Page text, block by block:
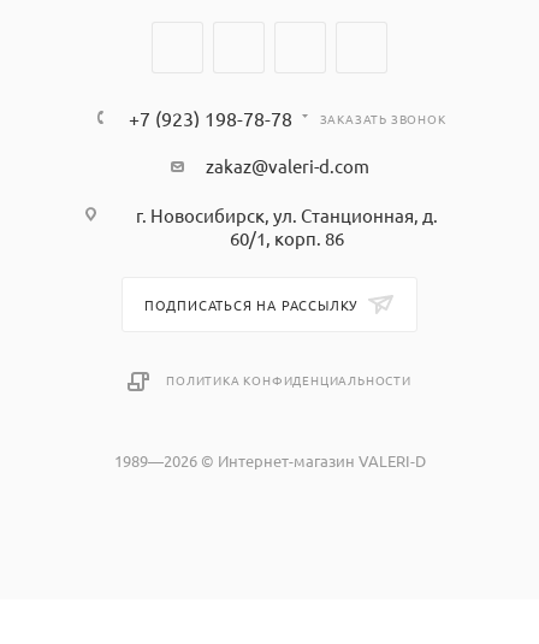
+7 (923) 198-78-78 ЗАКАЗАТЬ ЗВОНОК
zakaz@valeri-d.com
г. Новосибирск, ул. Станционная, д.
60/1, корп. 86
ПОДПИСАТЬСЯ НА РАССЫЛКУ
ПОЛИТИКА КОНФИДЕНЦИАЛЬНОСТИ
1989—2026 © Интернет-магазин VALERI-D